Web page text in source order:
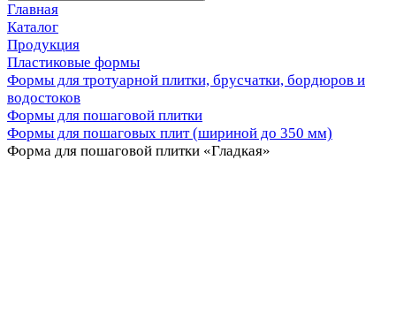
Главная
Каталог
Продукция
Пластиковые формы
Формы для тротуарной плитки, брусчатки, бордюров и
водостоков
Формы для пошаговой плитки
Формы для пошаговых плит (шириной до 350 мм)
Форма для пошаговой плитки «Гладкая»